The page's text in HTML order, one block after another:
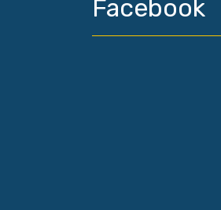
Facebook